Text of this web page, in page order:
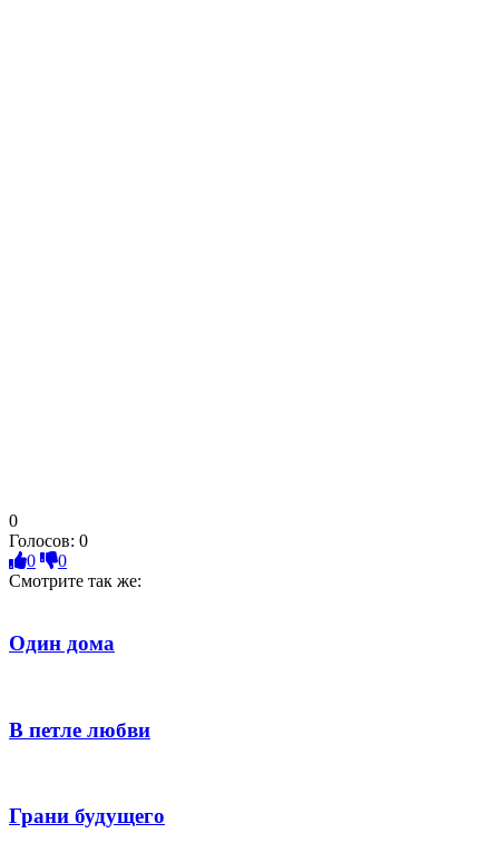
0
Голосов: 0
0
0
Смотрите так же:
Один дома
В петле любви
Грани будущего